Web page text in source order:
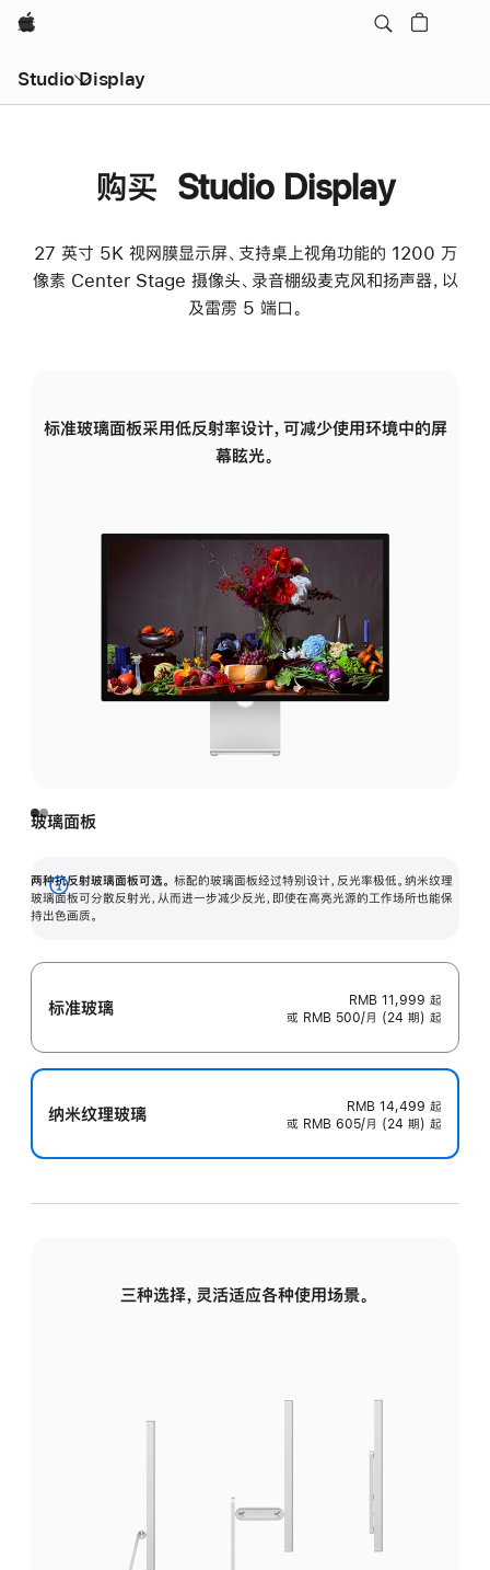
Apple
Studio Display
购买 Studio Display
27 英寸 5K 视网膜显示屏、支持桌上视角功能的 1200 万
像素 Center Stage 摄像头、录音棚级麦克风和扬声器，以
及雷雳 5 端口。
标准玻璃面板采用低反射率设计，可减少使用环境中的屏
幕眩光。
玻璃面板
两种抗反射玻璃面板可选。 标配的玻璃面板经过特别设计，反光率极低。纳米纹理
玻璃面板可分散反射光，从而进一步减少反光，即使在高亮光源的工作场所也能保
持出色画质。
展
开
标准玻璃 RMB 11,999 起
或 RMB 500/月 (24 期) 起
纳米纹理玻璃 RMB 14,499 起
或 RMB 605/月 (24 期) 起
三种选择，灵活适应各种使用场景。